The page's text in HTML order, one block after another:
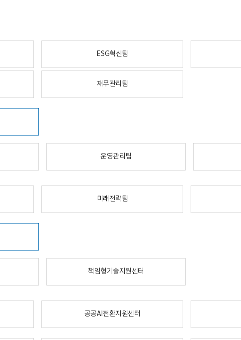
ESG혁신팀
재무관리팀
운영관리팀
미래전략팀
책임형기술지원센터
공공AI전환지원센터